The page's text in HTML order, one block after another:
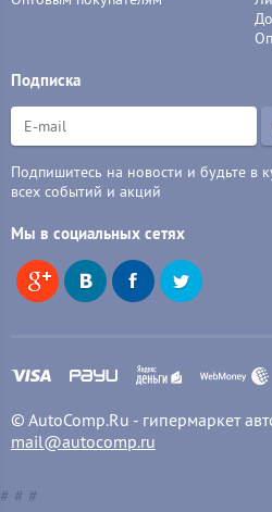
Подписка
Подпишитесь на новости и будьте в
всех событий и акций
Мы в социальных сетях
© AutoComp.Ru - гипермаркет
mail@autocomp.ru
# # #